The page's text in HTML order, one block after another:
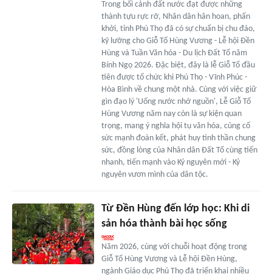
Trong bối cảnh đất nước đạt được những
thành tựu rực rỡ, Nhân dân hân hoan, phấn
khởi, tỉnh Phú Thọ đã có sự chuẩn bị chu đáo,
kỹ lưỡng cho Giỗ Tổ Hùng Vương - Lễ hội Đền
Hùng và Tuần Văn hóa - Du lịch Đất Tổ năm
Bính Ngọ 2026. Đặc biệt, đây là lễ Giỗ Tổ đầu
tiên được tổ chức khi Phú Thọ - Vĩnh Phúc -
Hòa Bình về chung một nhà. Cùng với việc giữ
gìn đạo lý 'Uống nước nhớ nguồn', Lễ Giỗ Tổ
Hùng Vương năm nay còn là sự kiện quan
trọng, mang ý nghĩa hội tụ văn hóa, củng cố
sức mạnh đoàn kết, phát huy tinh thần chung
sức, đồng lòng của Nhân dân Đất Tổ cùng tiến
nhanh, tiến mạnh vào Kỷ nguyên mới - Kỷ
nguyên vươn mình của dân tộc.
Từ Đền Hùng đến lớp học: Khi di
sản hóa thành bài học sống
Năm 2026, cùng với chuỗi hoạt động trong
Giỗ Tổ Hùng Vương và Lễ hội Đền Hùng,
ngành Giáo dục Phú Thọ đã triển khai nhiều